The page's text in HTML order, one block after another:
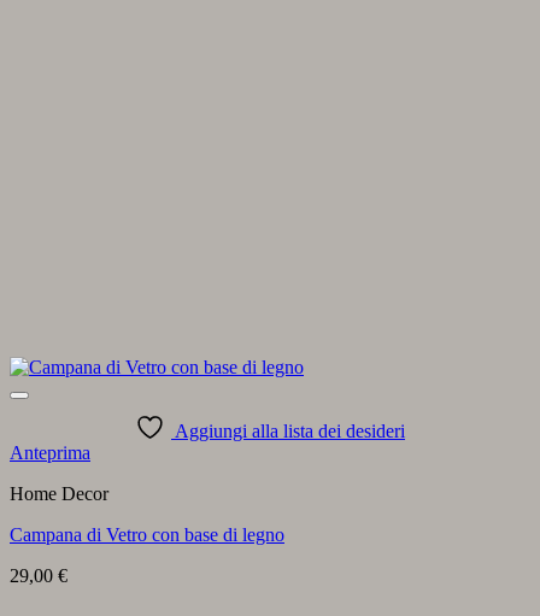
Aggiungi alla lista dei desideri
Anteprima
Home Decor
Campana di Vetro con base di legno
29,00 €